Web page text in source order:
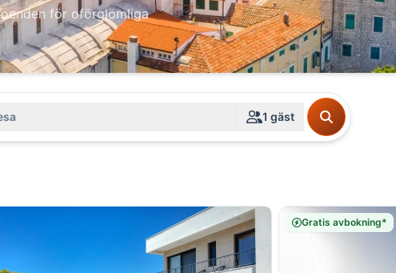
för oförglömliga
1 gäst
Gratis avbokning*